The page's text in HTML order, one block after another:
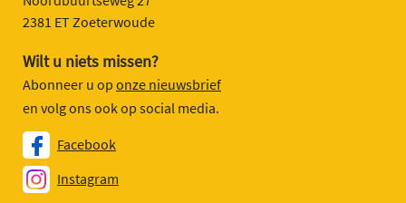
2381 ET Zoeterwoude
Wilt u niets missen?
Abonneer u op onze nieuwsbrief
en volg ons ook op social media.
Facebook
Instagram